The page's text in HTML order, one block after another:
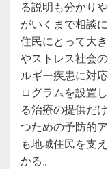
る説明も分かり
がいくまで相談
住民にとって大
やストレス社会
ルギー疾患に対
ログラムを設置
る治療の提供だ
つための予防的
も地域住民を支
かる。